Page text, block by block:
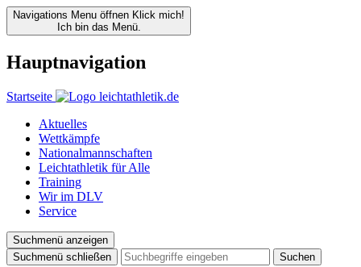
Navigations Menu öffnen Klick mich!
Ich bin das Menü.
Hauptnavigation
Startseite
Aktuelles
Wettkämpfe
Nationalmannschaften
Leichtathletik für Alle
Training
Wir im DLV
Service
Suchmenü anzeigen
Suchmenü schließen
Suchen